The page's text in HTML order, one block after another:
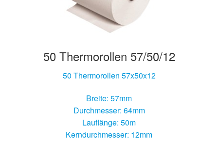
50 Thermorollen 57/50/12
50 Thermorollen 57x50x12
Breite: 57mm
Durchmesser: 64mm
Lauflänge: 50m
Kerndurchmesser: 12mm